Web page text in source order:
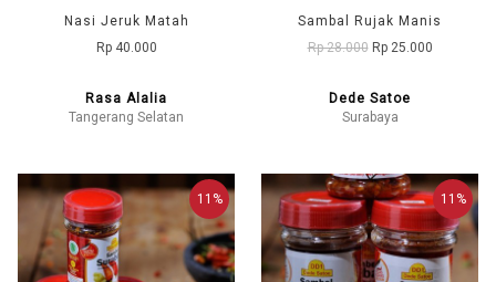
Nasi Jeruk Matah
Rp 40.000
Rasa Alalia
Tangerang Selatan
Sambal Rujak Manis
Rp 28.000 Rp 25.000
Dede Satoe
Surabaya
11% 11%